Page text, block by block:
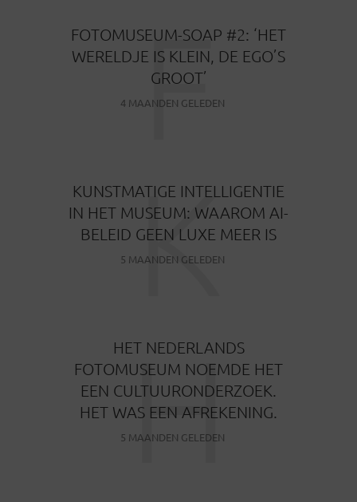
FOTOMUSEUM-SOAP #2: ‘HET
WERELDJE IS KLEIN, DE EGO’S
GROOT’
4 MAANDEN GELEDEN
F
KUNSTMATIGE INTELLIGENTIE
IN HET MUSEUM: WAAROM AI-
BELEID GEEN LUXE MEER IS
5 MAANDEN GELEDEN
K
HET NEDERLANDS
FOTOMUSEUM NOEMDE HET
EEN CULTUURONDERZOEK.
HET WAS EEN AFREKENING.
5 MAANDEN GELEDEN
H